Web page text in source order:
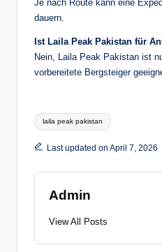
Je nach Route kann eine
dauern.
Ist Laila Peak Pakistan für
Nein, Laila Peak Pakistan ist
vorbereitete Bergsteiger
Tags:
laila peak pakistan
Last updated on April 7, 2026
Admin
View All Posts